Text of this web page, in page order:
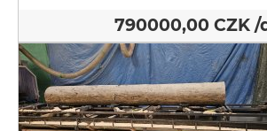
790000,00 CZK /